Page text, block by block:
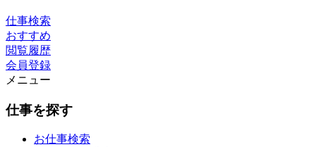
仕事検索
おすすめ
閲覧履歴
会員登録
メニュー
仕事を探す
お仕事検索